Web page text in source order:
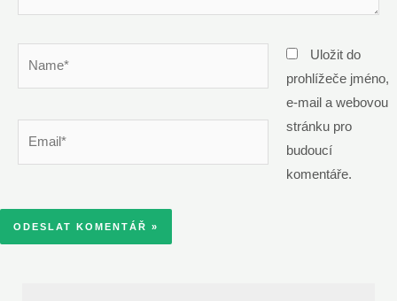
Uložit do
prohlížeče jméno,
e-mail a webovou
stránku pro
budoucí
komentáře.